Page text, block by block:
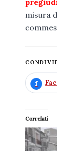
misura
Correlati